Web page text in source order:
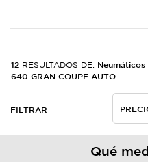
12 RESULTADOS DE: Neumáticos
640 GRAN COUPE AUTO
FILTRAR
Qué